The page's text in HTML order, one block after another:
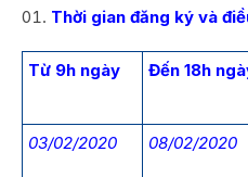
Thời gian đăng ký và
Từ 9h ngày Đến 18h
03/02/2020 08/02/2020